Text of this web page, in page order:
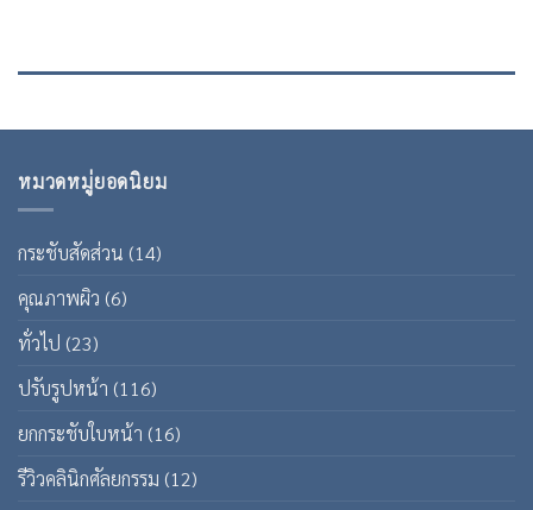
หมวดหมู่ยอดนิยม
กระชับสัดส่วน (14)
คุณภาพผิว (6)
ทั่วไป (23)
ปรับรูปหน้า (116)
ยกกระชับใบหน้า (16)
รีวิวคลินิกศัลยกรรม (12)